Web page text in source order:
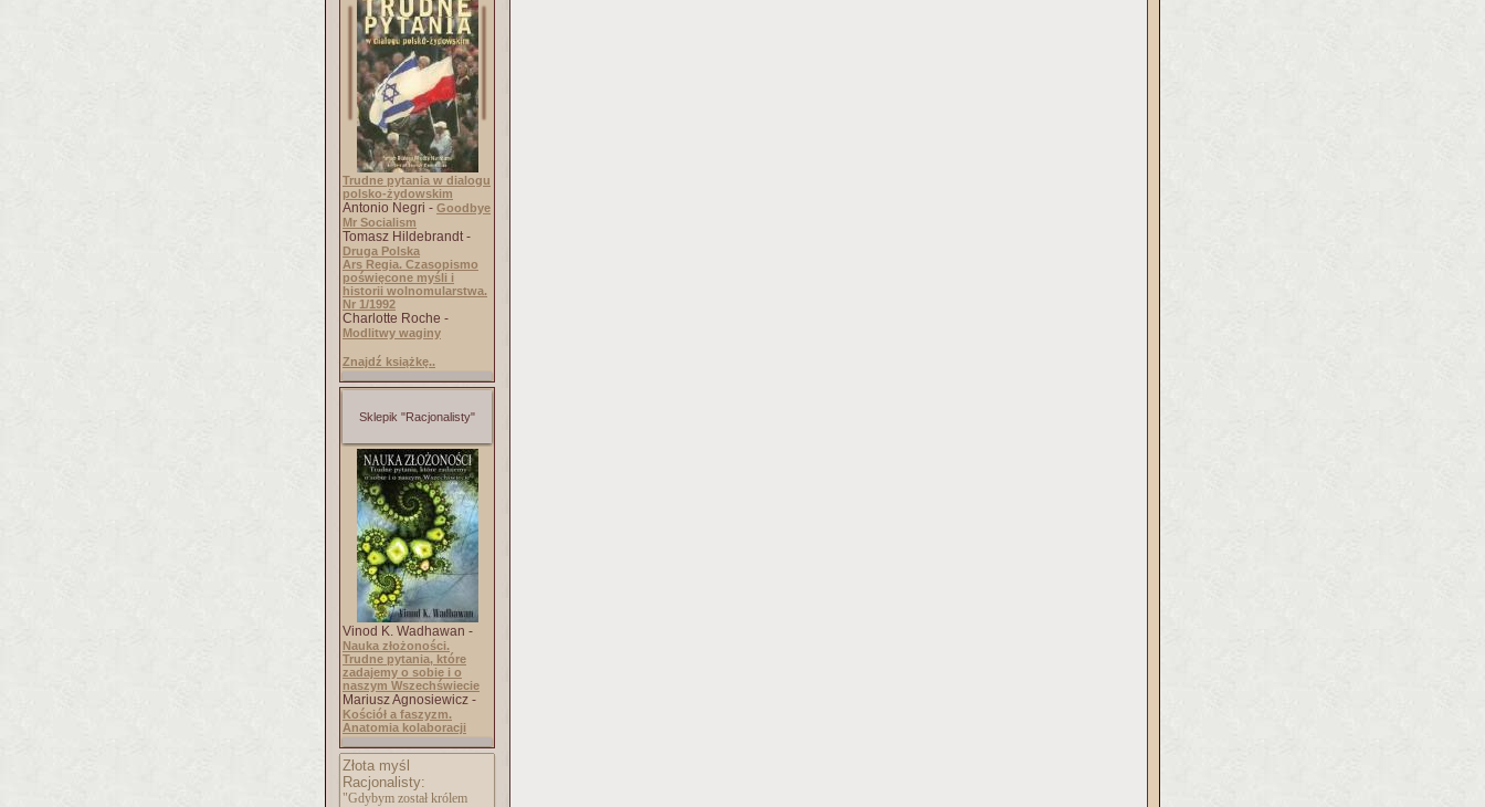
Trudne pytania w dialogu
polsko-żydowskim
Antonio Negri - Goodbye
Mr Socialism
Tomasz Hildebrandt -
Druga Polska
Ars Regia. Czasopismo
poświęcone myśli i
historii wolnomularstwa.
Nr 1/1992
Charlotte Roche -
Modlitwy waginy
Znajdź książkę..
Sklepik "Racjonalisty"
Vinod K. Wadhawan -
Nauka złożoności.
Trudne pytania, które
zadajemy o sobie i o
naszym Wszechświecie
Mariusz Agnosiewicz -
Kościół a faszyzm.
Anatomia kolaboracji
Złota myśl
Racjonalisty:
"Gdybym został królem